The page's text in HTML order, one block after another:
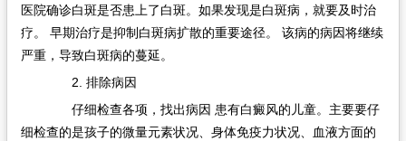
医院确诊白斑是否患上了白斑。如果发现是白斑病，就要及时治
疗。 早期治疗是抑制白斑病扩散的重要途径。 该病的病因将继续
严重，导致白斑病的蔓延。
2. 排除病因
仔细检查各项，找出病因 患有白癜风的儿童。主要要仔
细检查的是孩子的微量元素状况、身体免疫力状况、血液方面的